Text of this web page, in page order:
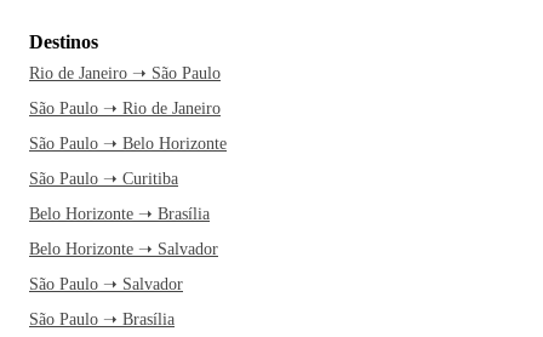
Destinos
Rio de Janeiro ➝ São Paulo
São Paulo ➝ Rio de Janeiro
São Paulo ➝ Belo Horizonte
São Paulo ➝ Curitiba
Belo Horizonte ➝ Brasília
Belo Horizonte ➝ Salvador
São Paulo ➝ Salvador
São Paulo ➝ Brasília